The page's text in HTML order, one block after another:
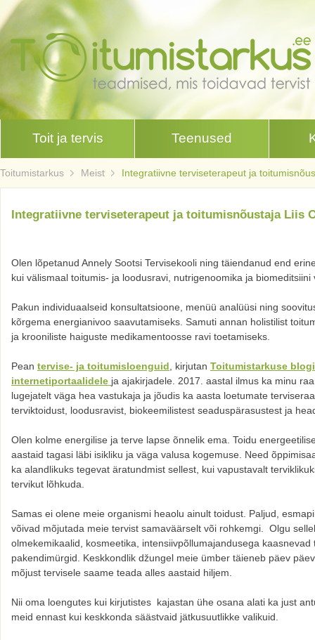
Toit ja tervis Teenused
Toitumistarkus Meist Integratiivne terviseterapeut ja
Integratiivne terviseterapeut ja toitumisnõustaja Liis
Olen lõpetanud Annely Sootsi Tervisekooli ning täiendanud end
kui välismaal toitumis- ja loodusravi, nutrigenoomika ja biomeditsiini
Pakun individuaalseid konsultatsioone, menüü analüüsi ning
kõrgema energianivoo saavutamiseks. Samuti annan holistilist
ja krooniliste haiguste medikamentoosse ravi toetamiseks.
Pean tervise- ja toitumisloenguid , kirjutan Toitumistarkuse
internetiportaalidele ja ajakirjadele. 2017. aastal ilmus ka minu
lugejatelt väga hea vastukaja ja jõudis ka aasta loetumate
terviktoidust, loodusravist, biokeemilistest seaduspärasustest ja
Olen kolme energilise ja terve lapse õnnelik ema. Toidu
aastaid tagasi läbi isikliku ja väga valusa kogemuse. Need
ka alandlikuks tegevat äratundmist sellest, kui vapustavalt
tervikut lõhkuda.
Samas ei olene meie organismi heaolu ainult toidust. Paljud,
võivad mõjutada meie tervist samaväärselt või rohkemgi. Olgu
olmekemikaalid, kosmeetika, intensiivpõllumajandusega kaasnevad
pakendimürgid. Keskkondlik džungel meie ümber täieneb päev
mõjust tervisele saame teada alles aastaid hiljem.
Nii oma loengutes kui kirjutistes kajastan ühe osana alati ka just
meid ennast kui keskkonda säästvaid jätkusuutlikke valikuid.